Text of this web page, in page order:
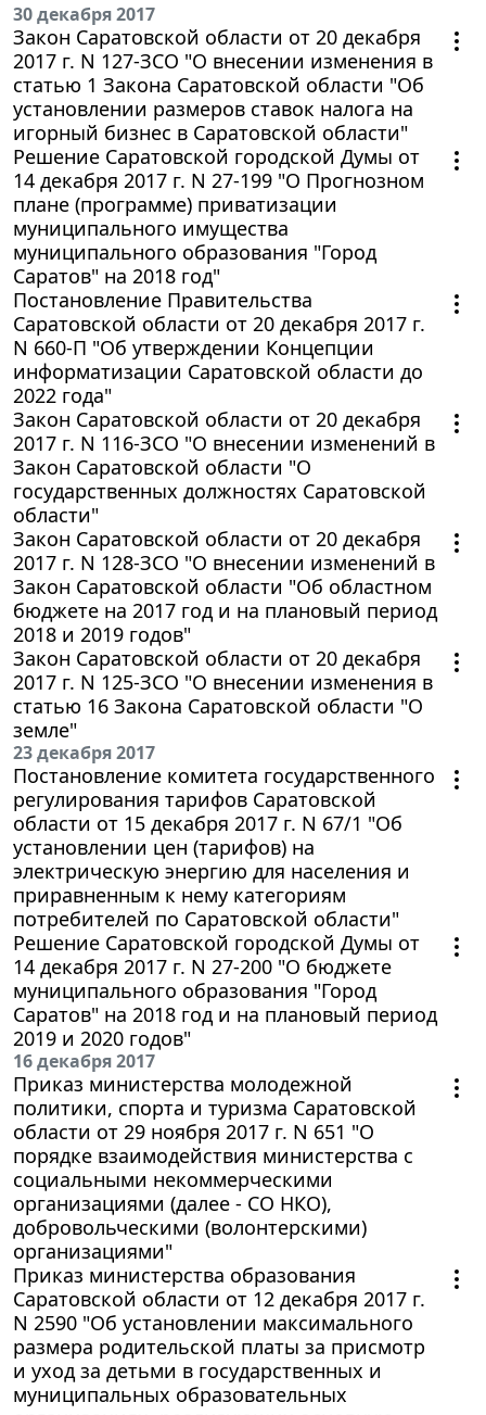
30 декабря 2017
Закон Саратовской области от 20 декабря
2017 г. N 127-ЗСО "О внесении изменения в
статью 1 Закона Саратовской области "Об
установлении размеров ставок налога на
игорный бизнес в Саратовской области"
Решение Саратовской городской Думы от
14 декабря 2017 г. N 27-199 "О Прогнозном
плане (программе) приватизации
муниципального имущества
муниципального образования "Город
Саратов" на 2018 год"
Постановление Правительства
Саратовской области от 20 декабря 2017 г.
N 660-П "Об утверждении Концепции
информатизации Саратовской области до
2022 года"
Закон Саратовской области от 20 декабря
2017 г. N 116-ЗСО "О внесении изменений в
Закон Саратовской области "О
государственных должностях Саратовской
области"
Закон Саратовской области от 20 декабря
2017 г. N 128-ЗСО "О внесении изменений в
Закон Саратовской области "Об областном
бюджете на 2017 год и на плановый период
2018 и 2019 годов"
Закон Саратовской области от 20 декабря
2017 г. N 125-ЗСО "О внесении изменения в
статью 16 Закона Саратовской области "О
земле"
23 декабря 2017
Постановление комитета государственного
регулирования тарифов Саратовской
области от 15 декабря 2017 г. N 67/1 "Об
установлении цен (тарифов) на
электрическую энергию для населения и
приравненным к нему категориям
потребителей по Саратовской области"
Решение Саратовской городской Думы от
14 декабря 2017 г. N 27-200 "О бюджете
муниципального образования "Город
Саратов" на 2018 год и на плановый период
2019 и 2020 годов"
16 декабря 2017
Приказ министерства молодежной
политики, спорта и туризма Саратовской
области от 29 ноября 2017 г. N 651 "О
порядке взаимодействия министерства с
социальными некоммерческими
организациями (далее - СО НКО),
добровольческими (волонтерскими)
организациями"
Приказ министерства образования
Саратовской области от 12 декабря 2017 г.
N 2590 "Об установлении максимального
размера родительской платы за присмотр
и уход за детьми в государственных и
муниципальных образовательных